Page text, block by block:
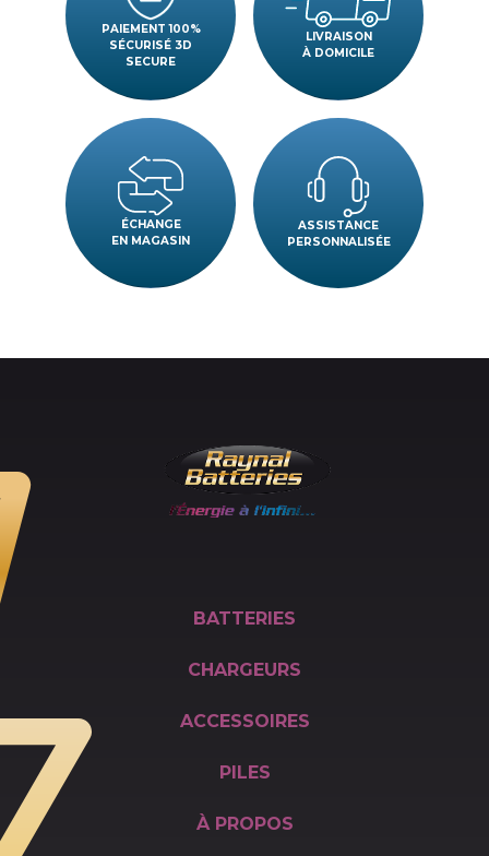
PAIEMENT 100%
SÉCURISÉ 3D
SECURE
LIVRAISON
À DOMICILE
ÉCHANGE
EN MAGASIN
ASSISTANCE
PERSONNALISÉE
BATTERIES
CHARGEURS
ACCESSOIRES
PILES
À PROPOS